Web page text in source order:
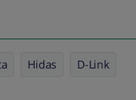
Hidas D-Link